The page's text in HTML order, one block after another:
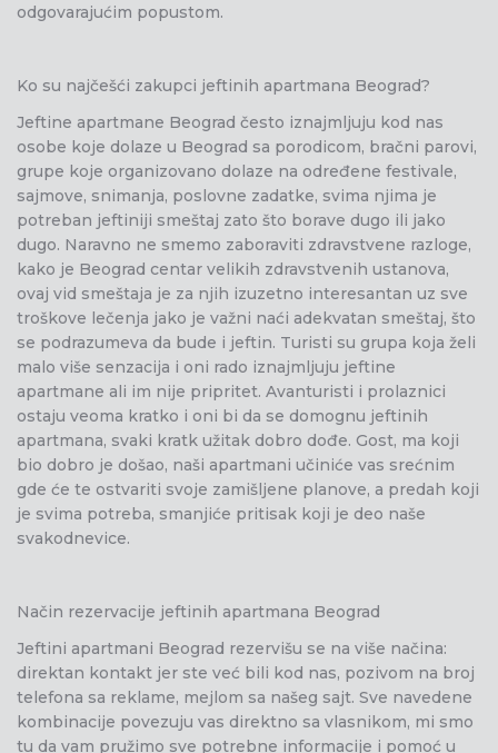
odgovarajućim popustom.
Ko su najčešći zakupci jeftinih apartmana Beograd?
Jeftine apartmane Beograd često iznajmljuju kod nas
osobe koje dolaze u Beograd sa porodicom, bračni parovi,
grupe koje organizovano dolaze na određene festivale,
sajmove, snimanja, poslovne zadatke, svima njima je
potreban jeftiniji smeštaj zato što borave dugo ili jako
dugo. Naravno ne smemo zaboraviti zdravstvene razloge,
kako je Beograd centar velikih zdravstvenih ustanova,
ovaj vid smeštaja je za njih izuzetno interesantan uz sve
troškove lečenja jako je važni naći adekvatan smeštaj, što
se podrazumeva da bude i jeftin. Turisti su grupa koja želi
malo više senzacija i oni rado iznajmljuju jeftine
apartmane ali im nije pripritet. Avanturisti i prolaznici
ostaju veoma kratko i oni bi da se domognu jeftinih
apartmana, svaki kratk užitak dobro dođe. Gost, ma koji
bio dobro je došao, naši apartmani učiniće vas srećnim
gde će te ostvariti svoje zamišljene planove, a predah koji
je svima potreba, smanjiće pritisak koji je deo naše
svakodnevice.
Način rezervacije jeftinih apartmana Beograd
Jeftini apartmani Beograd rezervišu se na više načina:
direktan kontakt jer ste već bili kod nas, pozivom na broj
telefona sa reklame, mejlom sa našeg sajt. Sve navedene
kombinacije povezuju vas direktno sa vlasnikom, mi smo
tu da vam pružimo sve potrebne informacije i pomoć u